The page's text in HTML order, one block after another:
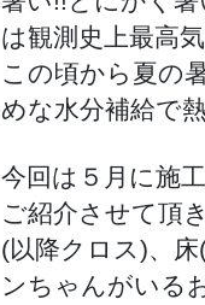
は観測史上最高
この頃から夏の
めな水分補給で
今回は５月に施
ご紹介させて頂
(以降クロス)、
ンちゃんがいる